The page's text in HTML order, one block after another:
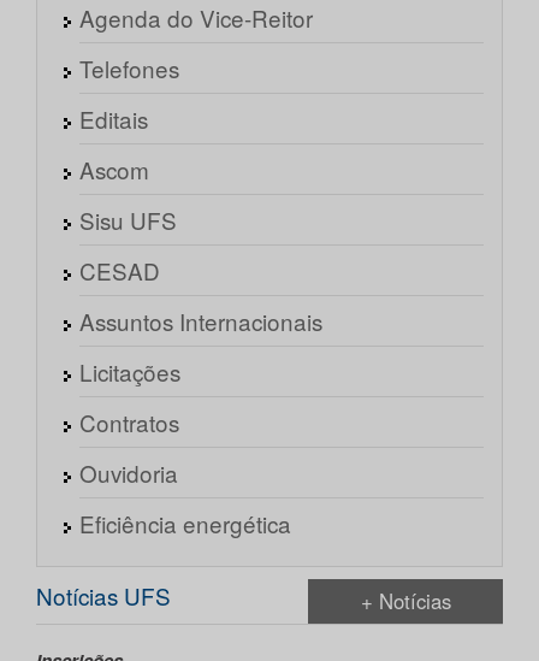
Agenda do Vice-Reitor
Telefones
Editais
Ascom
Sisu UFS
CESAD
Assuntos Internacionais
Licitações
Contratos
Ouvidoria
Eficiência energética
Notícias UFS + Notícias